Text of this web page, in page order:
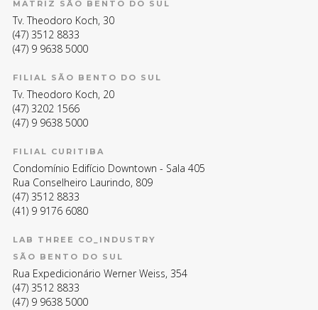
MATRIZ SÃO BENTO DO SUL
Tv. Theodoro Koch, 30
(47) 3512 8833
(47) 9 9638 5000
FILIAL SÃO BENTO DO SUL
Tv. Theodoro Koch, 20
(47) 3202 1566
(47) 9 9638 5000
FILIAL CURITIBA
Condomínio Edifício Downtown - Sala 405
Rua Conselheiro Laurindo, 809
(47) 3512 8833
(41) 9 9176 6080
LAB THREE CO_INDUSTRY
SÃO BENTO DO SUL
Rua Expedicionário Werner Weiss, 354
(47) 3512 8833
(47) 9 9638 5000